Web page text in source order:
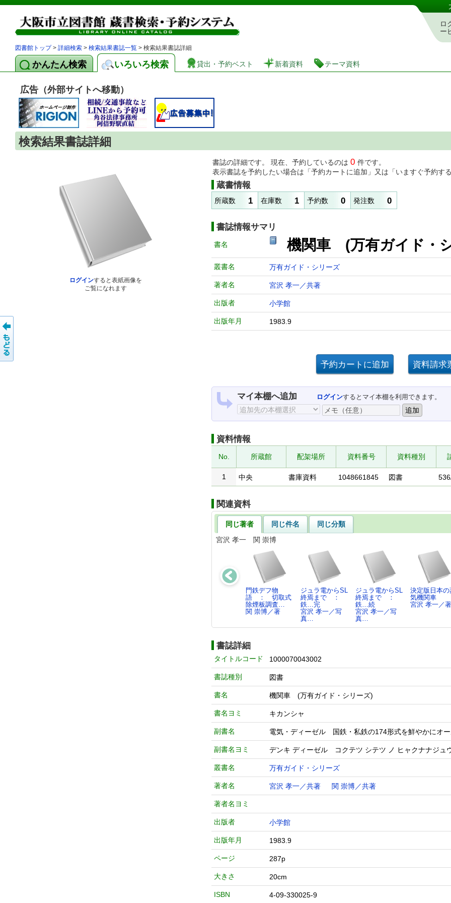
図書館 蔵書検索・予約システム
ロ
ー
図書館トップ> 詳細検索 > 検索結果書誌一覧 > 検索結果書誌詳細
かんたん検索 いろいろ検索 貸出・予約ベスト 新着資料 テーマ資料
広告（外部サイトへ移動）
検索結果書誌詳細
ログインすると表紙画像を
ご覧になれます
書誌の詳細です。 現在、予約しているのは 0 件です。
表示書誌を予約したい場合は「予約カートに追加」又は「いますぐ予約す
蔵書情報
所蔵数 1 在庫数 1 予約数 0 発注数 0
書誌情報サマリ
書名 機関車 (万有ガイド・
叢書名 万有ガイド・シリーズ
著者名 宮沢 孝一／共著
出版者 小学館
出版年月 1983.9
マイ本棚へ追加 ログインするとマイ本棚を利用できます。
資料情報
No. 所蔵館 配架場所 資料番号 資料種別
1 中央 書庫資料 1048661845 図書
関連資料
同じ著者 同じ件名
同じ分類
宮沢 孝一 関 崇博
門鉄デフ物
語 ： 切取式
除煙板調査…
関 崇博／著
ジュラ電からSL
終焉まで ：
鉄…完
宮沢 孝一／写
真…
ジュラ電からSL
終焉まで ：
鉄…続
宮沢 孝一／写
真…
決定版日本の
気機関車
宮沢 孝一／著
書誌詳細
タイトルコード 1000070043002
書誌種別 図書
書名 機関車 (万有ガイド・シリーズ)
書名ヨミ キカンシャ
副書名 電気・ディーゼル 国鉄・私鉄の174形式を鮮やかにオ
副書名ヨミ デンキ ディーゼル コクテツ シテツ ノ ヒャクナナジュ
叢書名 万有ガイド・シリーズ
著者名 宮沢 孝一／共著 関 崇博／共著
著者名ヨミ
出版者 小学館
出版年月 1983.9
ページ 287p
大きさ 20cm
ISBN 4-09-330025-9